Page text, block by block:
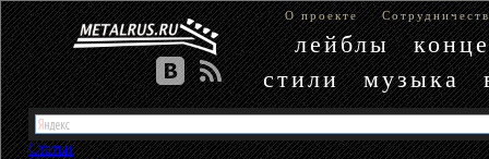
О проекте
лейблы
стили
музыка
Статьи